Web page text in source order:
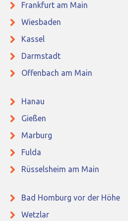
Frankfurt am Main
Wiesbaden
Kassel
Darmstadt
Offenbach am Main
Hanau
Gießen
Marburg
Fulda
Rüsselsheim am Main
Bad Homburg vor der Höhe
Wetzlar